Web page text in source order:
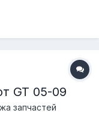
GT 05-09
запчастей